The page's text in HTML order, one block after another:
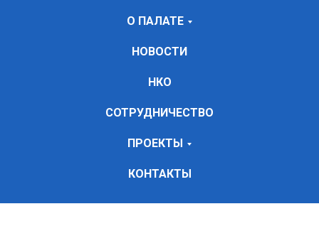
О ПАЛАТЕ
НОВОСТИ
НКО
СОТРУДНИЧЕСТВО
ПРОЕКТЫ
КОНТАКТЫ